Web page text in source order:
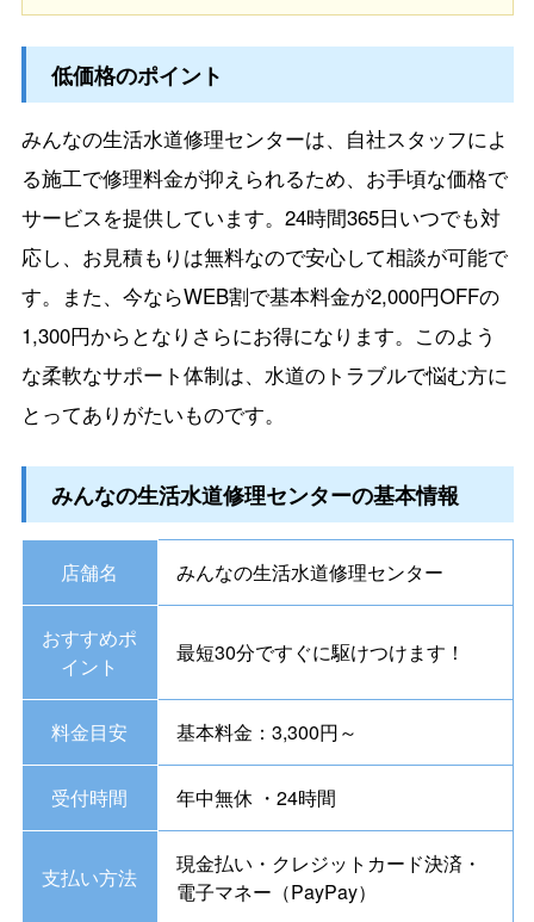
低価格のポイント
みんなの生活水道修理センターは、自社スタッフによ
る施工で修理料金が抑えられるため、お手頃な価格で
サービスを提供しています。24時間365日いつでも対
応し、お見積もりは無料なので安心して相談が可能で
す。また、今ならWEB割で基本料金が2,000円OFFの
1,300円からとなりさらにお得になります。このよう
な柔軟なサポート体制は、水道のトラブルで悩む方に
とってありがたいものです。
みんなの生活水道修理センターの基本情報
店舗名 みんなの生活水道修理センター
おすすめポ
イント
最短30分ですぐに駆けつけます！
料金目安 基本料金：3,300円～
受付時間 年中無休 ・24時間
支払い方法
現金払い・クレジットカード決済・
電子マネー（PayPay）